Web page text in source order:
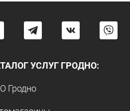
УСЛУГ ГРОДНО:
Гродно